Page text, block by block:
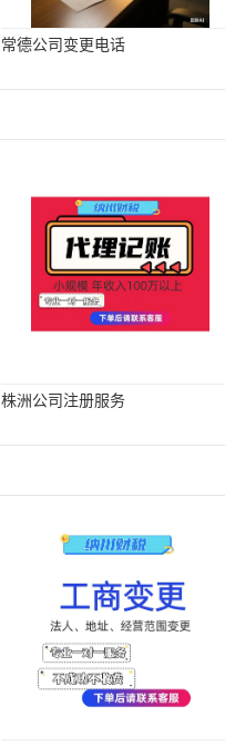
常德公司变更电话
株洲公司注册服务